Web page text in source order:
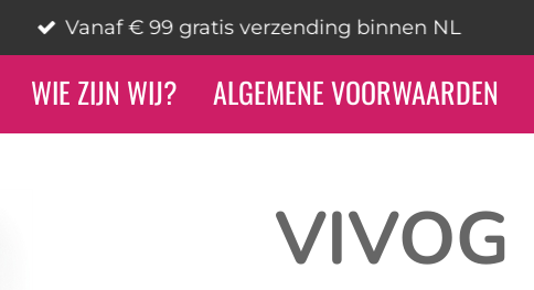
Vanaf € 99 gratis verzending binnen NL
WIE ZIJN WIJ? ALGEMENE VOORWAARDEN
VIVOG